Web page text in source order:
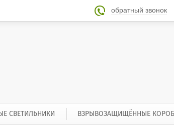
 обратный звонок
СВЕТИЛЬНИКИ ВЗРЫВОЗАЩИЩЁННЫЕ